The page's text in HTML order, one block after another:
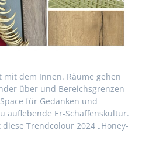
mit dem Innen. Räume gehen
über und Bereichsgrenzen
für Gedanken und
auflebende Er-Schaffenskultur.
Trendcolour 2024 „Honey-